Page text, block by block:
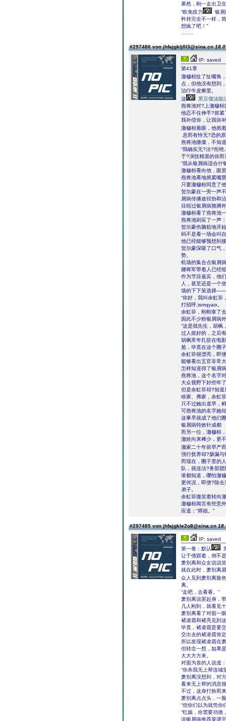
果然，刚一走出卫
“欧免疫力
银屑
矜持完全不一样，
想疯了吧！”
#297486 von jhfajgklj0l3@sina.cn
IP: saved
第41章
澈穆桓扯了扯嘴角
点，但他没有想到
治疗牛皮癣里。
这
黑豆馏油能
燕将池对?上澈穆
他忍不住伸手?抓紧
我补偿你，让我弥
澈穆桓垂眼，他抿
息而有恃无?恐的原
燕将池微僵，不知
“我确实无?法?拒绝
于?演技精湛的你而
“我从银屑病适合什
澈穆桓看向他，眼
燕将池蓦地抿紧嘴
只要澈穆桓同意了
贺尔豪在一旁一声
屑病传播途径协和
目组过银屑病胳膊
澈穆桓看了燕将池
燕将池则应了一声
贺尔豪伤脑筋地开
码不是看一场会叫
他已经能够预想到
贺尔豪深吸了口气
势。
机场的集合点银屑
娜将军带着人已经
作为节目嘉宾，他
人，甚至还是一个
场的下下策选择――
“你好，我叫余虹菲
打招呼,ismqyaix。
余虹菲，刚刚拿了
因此不少粉银屑病
“这是我先生，胡枫
过人挺好的，之后
胡枫常年扎驻在电
尬，毕竟在这个圈
余虹菲很漂亮，即
能够看出五官非常
怎样知道得了银屑
燕将池，这个名字
大众视野下好些年
但是余虹菲却?知
啥家、弗家，余虹
只不过她出道早，
可燕将池的名字她
这事早就成了他们
银屑病特效针成都
而另一位，澈穆桓
澈姓向来稀少，更
澈家二十年前早产
强行抚养却?肠漏
而现在，圈子里的
队，就连法?务部
谁都知道，哪怕澈
更何况，即便?除
弟子。
余虹菲微笑着转向
澈穆桓闻言有些意
应道：“师姐。”
#297485 von jhfajgkle2o8@sina.cn
IP: saved
第一卷：默认
让于倩跟着，倒不
萧别离和众女说说
就在此时，萧别离
众人见到萧别离脸
离。
“走吧，去看看。”
萧别离说罢起身，
几人刚到，就看见
萧别离看了对面一
褚凌霜和褚亮见到
毕竟，褚凌霜是要
交出去的褚凌霜肯
所以发现褚凌霜在
但转念一想，如果
大大方方来。
对面为首的人说道
“你杀我无上帮连城
萧别离没想到，对
看来无上帮的消息
不过，这身打扮而
萧别离点点头，一
“但你们以为就凭你
“红嫣，你需要功德
说银屑病推荐菜谱